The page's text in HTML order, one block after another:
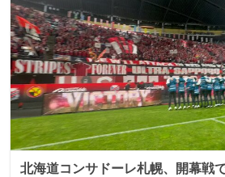
北海道コンサドーレ札幌、開幕戦